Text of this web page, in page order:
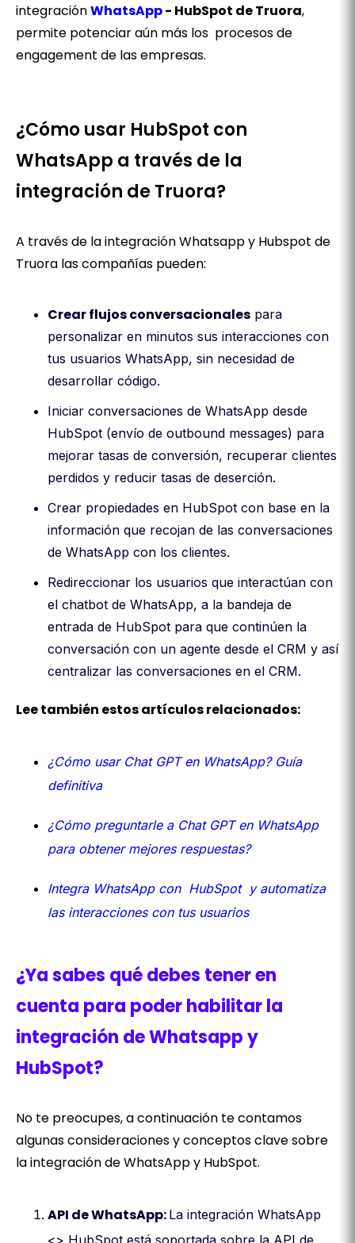
integraciónWhatsApp- HubSpot de Truora,
permite potenciar aún más los procesos de
engagement de las empresas.
¿Cómo usar HubSpot con
WhatsApp a través de la
integración de Truora?
A través de la integración Whatsapp y Hubspot de
Truora las compañías pueden:
Crear flujos conversacionales para
personalizar en minutos sus interacciones con
tus usuarios WhatsApp, sin necesidad de
desarrollar código.
Iniciar conversaciones de WhatsApp desde
HubSpot (envío de outbound messages) para
mejorar tasas de conversión, recuperar clientes
perdidos y reducir tasas de deserción.
Crear propiedades en HubSpot con base en la
información que recojan de las conversaciones
de WhatsApp con los clientes.
Redireccionar los usuarios que interactúan con
el chatbot de WhatsApp, a la bandeja de
entrada de HubSpot para que continúen la
conversación con un agente desde el CRM y así
centralizar las conversaciones en el CRM.
Lee también estos artículos relacionados:
¿Cómo usar Chat GPT en WhatsApp? Guía
definitiva
¿Cómo preguntarle a Chat GPT en WhatsApp
para obtener mejores respuestas?
Integra WhatsApp con HubSpot y automatiza
las interacciones con tus usuarios
¿Ya sabes qué debes tener en
cuenta para poder habilitar la
integración de Whatsapp y
HubSpot?
No te preocupes, a continuación te contamos
algunas consideraciones y conceptos clave sobre
la integración de WhatsApp y HubSpot.
API de WhatsApp: La integración WhatsApp
<> HubSpot está soportada sobre la API de